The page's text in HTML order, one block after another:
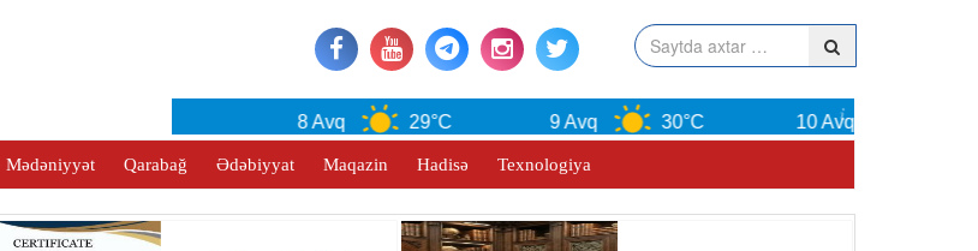
8 Avq 29°C 9 Avq 30°C 10 Avq
Mədəniyyət Qarabağ Ədəbiyyat Maqazin Hadisə Texnologiya